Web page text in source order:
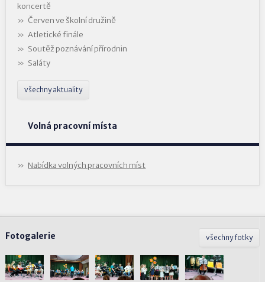
koncertě
Červen ve školní družině
Atletické finále
Soutěž poznávání přírodnin
Saláty
všechny aktuality
Volná pracovní místa
Nabídka volných pracovních míst
všechny fotky
Fotogalerie